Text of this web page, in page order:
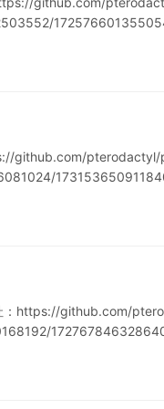
github.com/pterodactyl/
https://github.com/